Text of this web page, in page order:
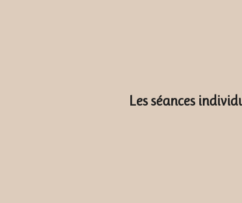
Les séances